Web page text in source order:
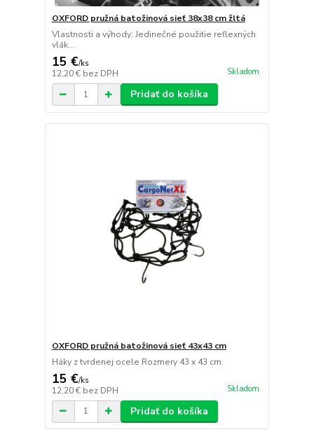
OXFORD pružná batožinová sieť 38x38 cm žltá
Vlastnosti a výhody: Jedinečné použitie reflexných
vlák...
15 €/ks
12,20 € bez DPH Skladom
Pridať do košíka
OXFORD pružná batožinová sieť 43x43 cm
Háky z tvrdenej ocele Rozmery 43 x 43 cm
15 €/ks
12,20 € bez DPH Skladom
Pridať do košíka